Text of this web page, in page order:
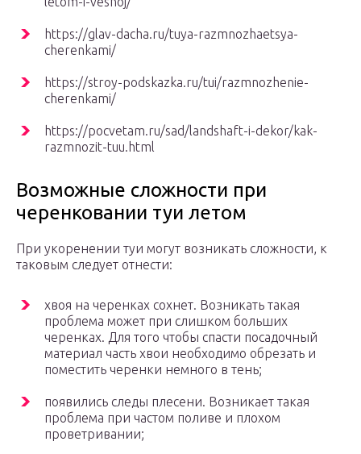
https://glav-dacha.ru/tuya-razmnozhaetsya-
cherenkami/
https://stroy-podskazka.ru/tui/razmnozhenie-
cherenkami/
https://pocvetam.ru/sad/landshaft-i-dekor/kak-
razmnozit-tuu.html
Возможные сложности при
черенковании туи летом
При укоренении туи могут возникать сложности, к
таковым следует отнести:
хвоя на черенках сохнет. Возникать такая
проблема может при слишком больших
черенках. Для того чтобы спасти посадочный
материал часть хвои необходимо обрезать и
поместить черенки немного в тень;
появились следы плесени. Возникает такая
проблема при частом поливе и плохом
проветривании;